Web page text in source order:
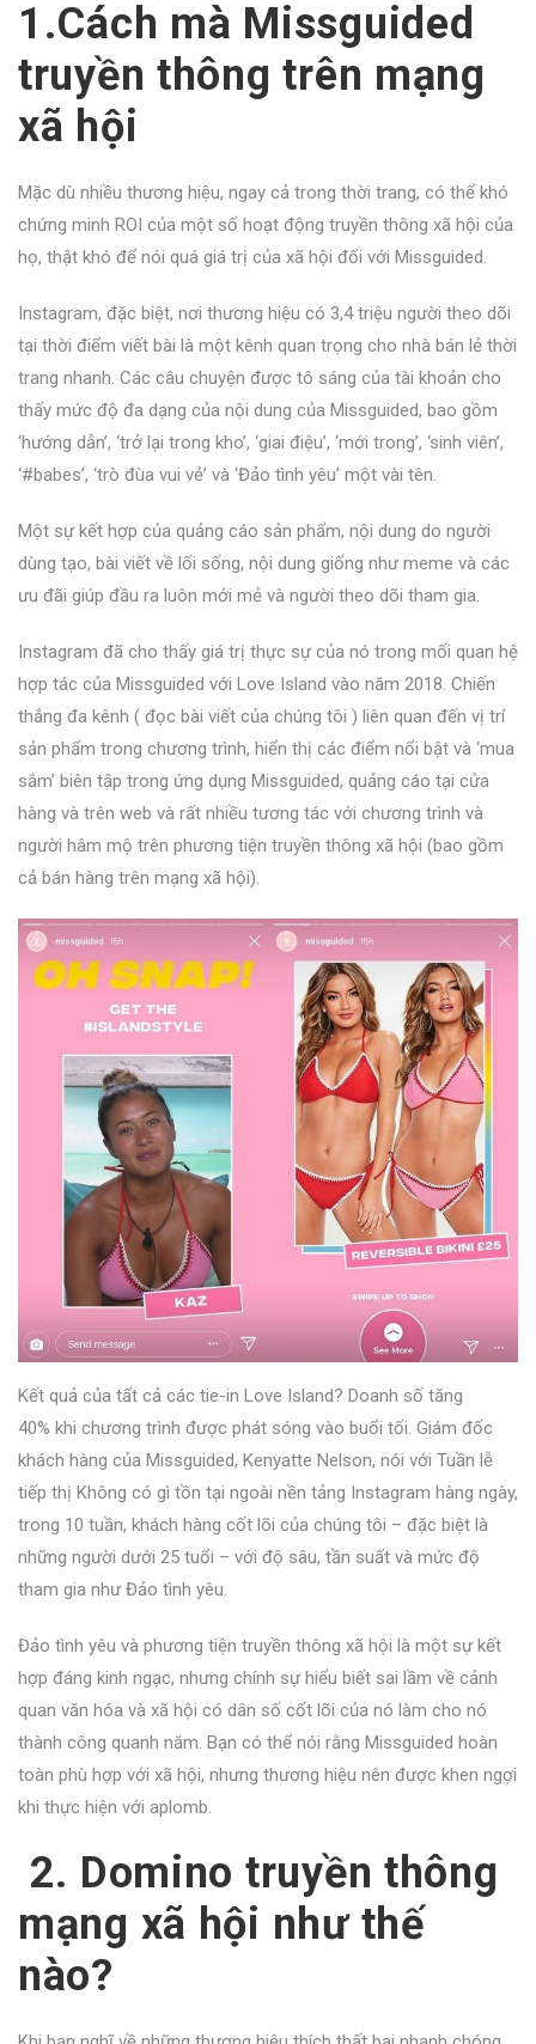
1.Cách mà Missguided
truyền thông trên mạng
xã hội
Mặc dù nhiều thương hiệu, ngay cả trong thời trang, có thể khó
chứng minh ROI của một số hoạt động truyền thông xã hội của
họ, thật khó để nói quá giá trị của xã hội đối với Missguided.
Instagram, đặc biệt, nơi thương hiệu có 3,4 triệu người theo dõi
tại thời điểm viết bài là một kênh quan trọng cho nhà bán lẻ thời
trang nhanh. Các câu chuyện được tô sáng của tài khoản cho
thấy mức độ đa dạng của nội dung của Missguided, bao gồm
‘hướng dẫn’, ‘trở lại trong kho’, ‘giai điệu’, ‘mới trong’, ‘sinh viên’,
‘#babes’, ‘trò đùa vui vẻ’ và ‘Đảo tình yêu’ một vài tên.
Một sự kết hợp của quảng cáo sản phẩm, nội dung do người
dùng tạo, bài viết về lối sống, nội dung giống như meme và các
ưu đãi giúp đầu ra luôn mới mẻ và người theo dõi tham gia.
Instagram đã cho thấy giá trị thực sự của nó trong mối quan hệ
hợp tác của Missguided với Love Island vào năm 2018. Chiến
thắng đa kênh ( đọc bài viết của chúng tôi ) liên quan đến vị trí
sản phẩm trong chương trình, hiển thị các điểm nổi bật và ‘mua
sắm’ biên tập trong ứng dụng Missguided, quảng cáo tại cửa
hàng và trên web và rất nhiều tương tác với chương trình và
người hâm mộ trên phương tiện truyền thông xã hội (bao gồm
cả bán hàng trên mạng xã hội).
Kết quả của tất cả các tie-in Love Island? Doanh số tăng
40% khi chương trình được phát sóng vào buổi tối. Giám đốc
khách hàng của Missguided, Kenyatte Nelson, nói với Tuần lễ
tiếp thị Không có gì tồn tại ngoài nền tảng Instagram hàng ngày,
trong 10 tuần, khách hàng cốt lõi của chúng tôi – đặc biệt là
những người dưới 25 tuổi – với độ sâu, tần suất và mức độ
tham gia như Đảo tình yêu.
Đảo tình yêu và phương tiện truyền thông xã hội là một sự kết
hợp đáng kinh ngạc, nhưng chính sự hiểu biết sai lầm về cảnh
quan văn hóa và xã hội có dân số cốt lõi của nó làm cho nó
thành công quanh năm. Bạn có thể nói rằng Missguided hoàn
toàn phù hợp với xã hội, nhưng thương hiệu nên được khen ngợi
khi thực hiện với aplomb.
2. Domino truyền thông
mạng xã hội như thế
nào?